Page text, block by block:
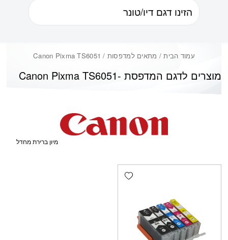
עמוד הבית/ מתאים למדפסות / Canon Pixma TS6051
Canon Pixma TS6051מוצרים לדגם המדפסת -
Add wishlist